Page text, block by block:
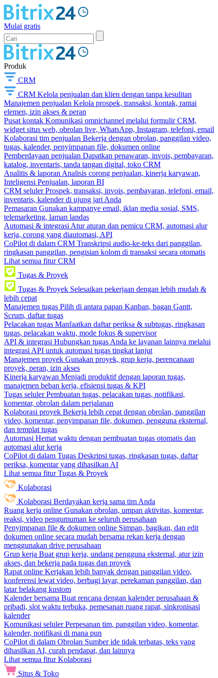
Mulai gratis
Produk
CRM
CRM Kelola penjualan dan klien dengan tanpa kesulitan
Manajemen penjualan Kelola prospek, transaksi, kontak, rantai
elemen, izin akses & peran
Pusat kontak Komunikasi omnichannel melalui formulir CRM,
widget situs web, obrolan live, WhatsApp, Instagram, telefoni, email
Kolaborasi tim penjualan Bekerja dengan obrolan, panggilan video,
tugas, kalender, penyimpanan file, dokumen online
Pemberdayaan penjualan Dapatkan penawaran, invois, pembayaran,
katalog, inventaris, tanda tangan digital, toko CRM
Analitis & laporan Analisis corong penjualan, kinerja karyawan,
Inteligensi Penjualan, laporan BI
CRM seluler Prospek, transaksi, invois, pembayaran, telefoni, email,
inventaris, kalender di ujung jari Anda
Pemasaran Gunakan kampanye email, iklan media sosial, SMS,
telemarketing, laman landas
Automasi & integrasi Atur aturan dan pemicu CRM, automasi alur
kerja, corong yang diautomasi, API
CoPilot di dalam CRM Transkripsi audio-ke-teks dari panggilan,
ringkasan panggilan, pengisian kolom di transaksi secara otomatis
Lihat semua fitur CRM
Tugas & Proyek
Tugas & Proyek Selesaikan pekerjaan dengan lebih mudah &
lebih cepat
Manajemen tugas Pilih di antara papan Kanban, bagan Gantt,
Scrum, daftar tugas
Pelacakan tugas Manfaatkan daftar periksa & subtugas, ringkasan
tugas, pelacakan waktu, mode fokus & supervisor
API & integrasi Hubungkan tugas Anda ke layanan lainnya melalui
integrasi API untuk automasi tugas tingkat lanjut
Manajemen proyek Gunakan proyek, grup kerja, perencanaan
proyek, peran, izin akses
Kinerja karyawan Menjadi produktif dengan laporan tugas,
manajemen beban kerja, efisiensi tugas & KPI
Tugas seluler Pembuatan tugas, pelacakan tugas, notifikasi,
komentar, obrolan dalam perjalanan
Kolaborasi proyek Bekerja lebih cepat dengan obrolan, panggilan
video, komentar, penyimpanan file, dokumen, pengguna eksternal,
dan templat tugas
Automasi Hemat waktu dengan pembuatan tugas otomatis dan
automasi alur kerja
CoPilot di dalam Tugas Deskripsi tugas, ringkasan tugas, daftar
periksa, komentar yang dihasilkan AI
Lihat semua fitur Tugas & Proyek
Kolaborasi
Kolaborasi Berdayakan kerja sama tim Anda
Ruang kerja online Gunakan obrolan, umpan aktivitas, komentar,
reaksi, video pengumuman ke seluruh perusahaan
Penyimpanan file & dokumen online Simpan, bagikan, dan edit
dokumen online secara mudah bersama rekan kerja dengan
menggunakan drive perusahaan
Grup kerja Buat grup kerja, undang pengguna eksternal, atur izin
akses, dan bekerja pada tugas dan proyek
Rapat online Kerjakan lebih banyak dengan panggilan video,
konferensi lewat video, berbagi layar, perekaman panggilan, dan
latar belakang kustom
Kalender bersama Buat rencana dengan kalender perusahaan &
pribadi, slot waktu terbuka, pemesanan ruang rapat, sinkronisasi
kalender
Komunikasi seluler Perpesanan tim, panggilan video, komentar,
kalender, notifikasi di mana pun
CoPilot di dalam Obrolan Sumber ide tidak terbatas, teks yang
dihasilkan AI, curah pendapat, dan lainnya
Lihat semua fitur Kolaborasi
Situs & Toko